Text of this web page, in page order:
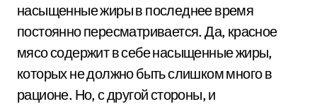
насыщенные жиры в последнее время
постоянно пересматривается. Да, красное
мясо содержит в себе насыщенные жиры,
которых не должно быть слишком много в
рационе. Но, с другой стороны, и